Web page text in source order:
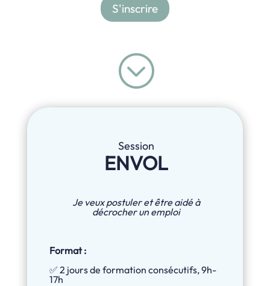
S'inscrire
;
Session
ENVOL
Je veux postuler et être aidé à
décrocher un emploi
Format :
✅ 2 jours de formation consécutifs, 9h-
17h